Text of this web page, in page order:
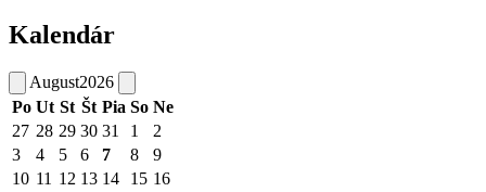
Kalendár
August2026
Po Ut St Št Pia So Ne
27 28 29 30 31 1
2
3
4 5 6 7 8
9
10 11 12 13 14 15 16